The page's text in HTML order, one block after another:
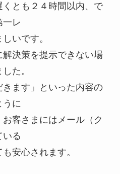
とも２４時間以内、で
一レ
いです。
決策を提示できない場
た。
ます」といった内容の
うに
客さまにはメール（ク
いる
安心されます。